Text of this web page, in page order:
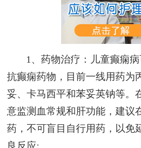
1、药物治疗：儿童癫痫
抗癫痫药物，目前一线用药为
妥、卡马西平和苯妥英钠等。
意监测血常规和肝功能，建议
药，不可盲目自行用药，以免
良反应;